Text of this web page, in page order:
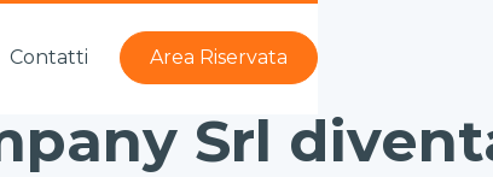
Contatti Area Riservata
THE CHANGE IS NOW
Srl